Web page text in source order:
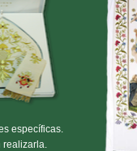
específicas.